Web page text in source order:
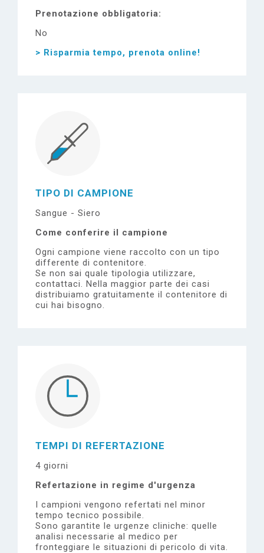
Prenotazione obbligatoria
No
> Risparmia tempo, prenota online!
TIPO DI CAMPIONE
Sangue - Siero
Come conferire il campione
Ogni campione viene raccolto con un tipo
differente di contenitore.
Se non sai quale tipologia utilizzare,
contattaci. Nella maggior parte dei casi
distribuiamo gratuitamente il contenitore di
cui hai bisogno.
TEMPI DI REFERTAZIONE
4 giorni
Refertazione in regime d'urgenza
I campioni vengono refertati nel minor
tempo tecnico possibile.
Sono garantite le urgenze cliniche: quelle
analisi necessarie al medico per
fronteggiare le situazioni di pericolo di vita.